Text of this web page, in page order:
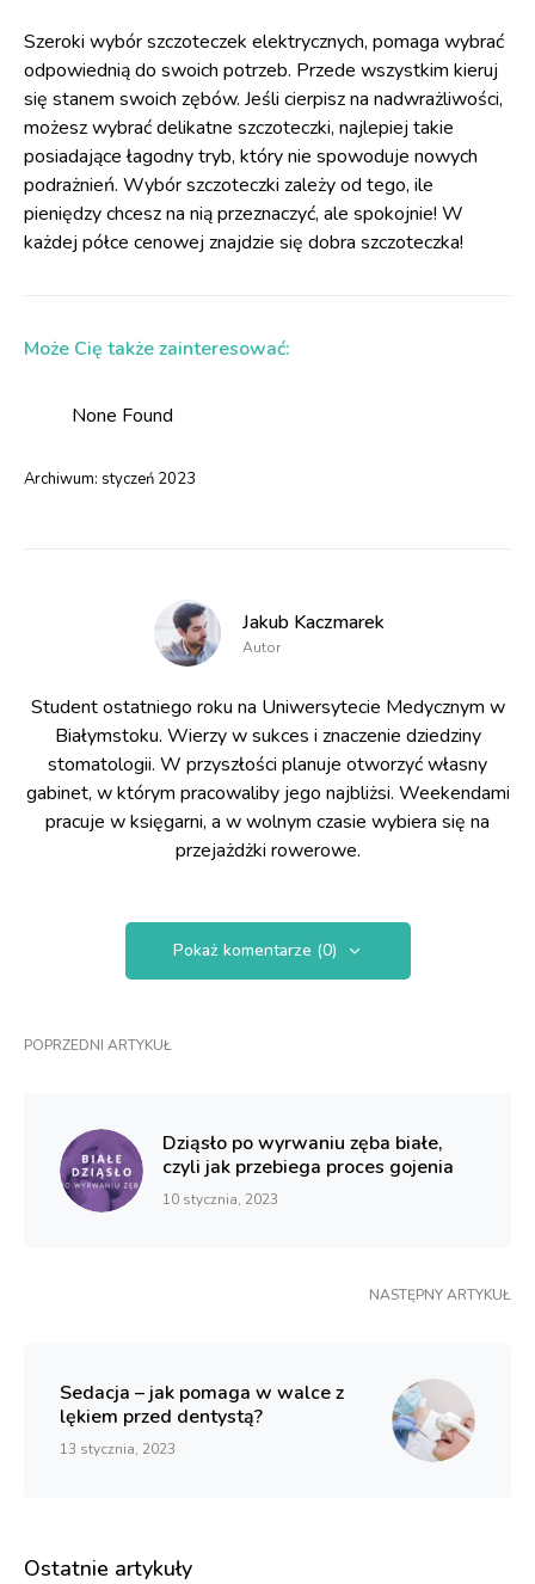
Szeroki wybór szczoteczek elektrycznych, pomaga wybrać
odpowiednią do swoich potrzeb. Przede wszystkim kieruj
się stanem swoich zębów. Jeśli cierpisz na nadwrażliwości,
możesz wybrać delikatne szczoteczki, najlepiej takie
posiadające łagodny tryb, który nie spowoduje nowych
podrażnień. Wybór szczoteczki zależy od tego, ile
pieniędzy chcesz na nią przeznaczyć, ale spokojnie! W
każdej półce cenowej znajdzie się dobra szczoteczka!
Może Cię także zainteresować:
None Found
Archiwum: styczeń 2023
Jakub Kaczmarek
Autor
Student ostatniego roku na Uniwersytecie Medycznym w
Białymstoku. Wierzy w sukces i znaczenie dziedziny
stomatologii. W przyszłości planuje otworzyć własny
gabinet, w którym pracowaliby jego najbliżsi. Weekendami
pracuje w księgarni, a w wolnym czasie wybiera się na
przejażdżki rowerowe.
Pokaż komentarze (0)
POPRZEDNI ARTYKUŁ
Dziąsło po wyrwaniu zęba białe,
czyli jak przebiega proces gojenia
10 stycznia, 2023
NASTĘPNY ARTYKUŁ
Sedacja – jak pomaga w walce z
lękiem przed dentystą?
13 stycznia, 2023
Ostatnie artykuły